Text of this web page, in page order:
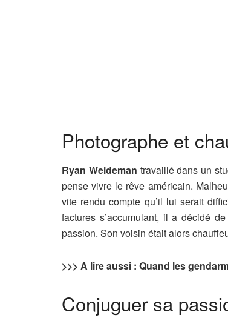
Photographe et
Ryan Weideman travaillé dans un
pense vivre le rêve américain.
vite rendu compte qu’il lui serait
factures s’accumulant, il a décidé
passion. Son voisin était alors
>>> A lire aussi : Quand les
Conjuguer sa